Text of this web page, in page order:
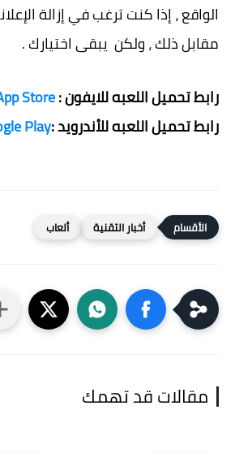
الواقع ، إذا كنت ترغب في إزالة
مقابل ذلك ، ولكن يبقى اختيارك .
رابط تحميل اللعبه للايفون :Store
رابط تحميل اللعبه للأندرويد :Play
أخبار التقنية ألعاب
مقالات قد تهمك